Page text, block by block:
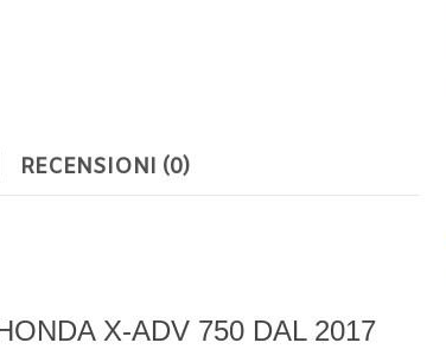
RECENSIONI (0)
X-ADV 750 DAL 2017